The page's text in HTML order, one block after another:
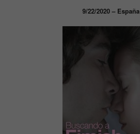
9/22/2020 – España